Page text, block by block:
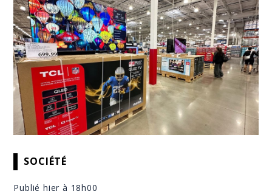
SOCIÉTÉ
Publié hier à 18h00